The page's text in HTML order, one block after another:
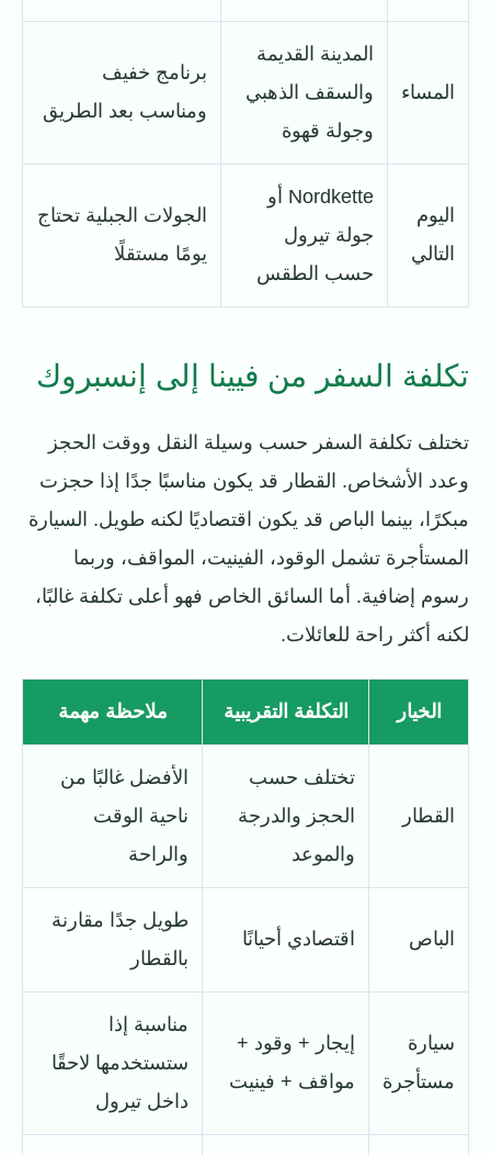
المساء
المدينة القديمة
والسقف الذهبي
وجولة قهوة
برنامج خفيف
ومناسب بعد الطريق
اليوم
التالي
Nordkette أو
جولة تيرول
حسب الطقس
الجولات الجبلية تحتاج
يومًا مستقلًا
تكلفة السفر من فيينا إلى إنسبروك
تختلف تكلفة السفر حسب وسيلة النقل ووقت الحجز
وعدد الأشخاص. القطار قد يكون مناسبًا جدًا إذا حجزت
مبكرًا، بينما الباص قد يكون اقتصاديًا لكنه طويل. السيارة
المستأجرة تشمل الوقود، الفينيت، المواقف، وربما
رسوم إضافية. أما السائق الخاص فهو أعلى تكلفة غالبًا،
لكنه أكثر راحة للعائلات.
الخيار التكلفة التقريبية ملاحظة مهمة
القطار
تختلف حسب
الحجز والدرجة
والموعد
الأفضل غالبًا من
ناحية الوقت
والراحة
الباص اقتصادي أحيانًا
طويل جدًا مقارنة
بالقطار
سيارة
مستأجرة
إيجار + وقود +
مواقف + فينيت
مناسبة إذا
ستستخدمها لاحقًا
داخل تيرول